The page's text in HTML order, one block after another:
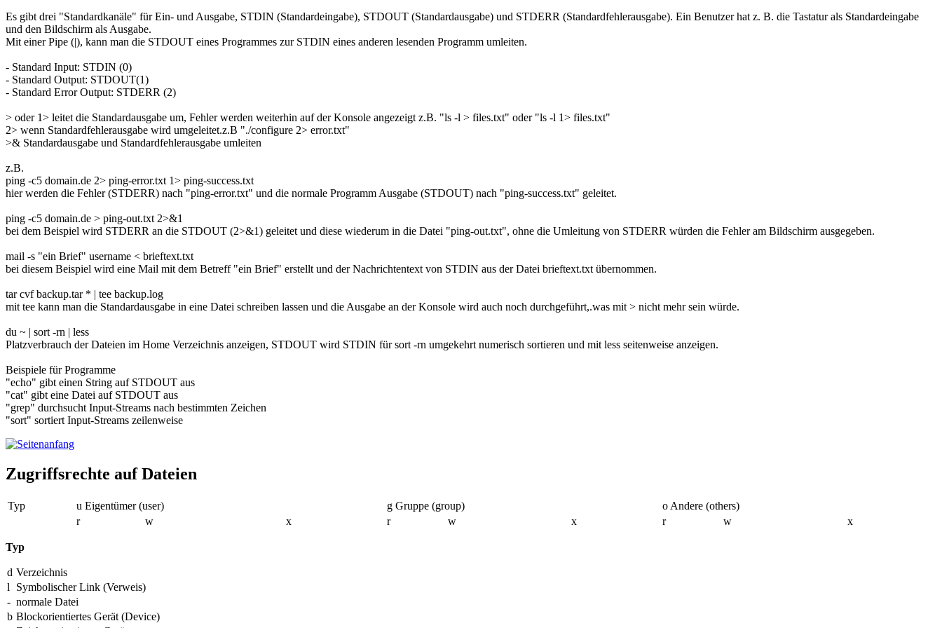
Es gibt drei "Standardkanäle" für Ein- und Ausgabe, STDIN (Standardeingabe), STDOUT (Standardausgabe) und STDERR (Standardfehlerausgabe). Ein Benutzer hat z. B. die Tastatur als Standardeingabe
und den Bildschirm als Ausgabe.
Mit einer Pipe (|), kann man die STDOUT eines Programmes zur STDIN eines anderen lesenden Programm umleiten.
- Standard Input: STDIN (0)
- Standard Output: STDOUT(1)
- Standard Error Output: STDERR (2)
> oder 1> leitet die Standardausgabe um, Fehler werden weiterhin auf der Konsole angezeigt z.B. "ls -l > files.txt" oder "ls -l 1> files.txt"
2> wenn Standardfehlerausgabe wird umgeleitet.z.B "./configure 2> error.txt"
>& Standardausgabe und Standardfehlerausgabe umleiten
z.B.
ping -c5 domain.de 2> ping-error.txt 1> ping-success.txt
hier werden die Fehler (STDERR) nach "ping-error.txt" und die normale Programm Ausgabe (STDOUT) nach "ping-success.txt" geleitet.
ping -c5 domain.de > ping-out.txt 2>&1
bei dem Beispiel wird STDERR an die STDOUT (2>&1) geleitet und diese wiederum in die Datei "ping-out.txt", ohne die Umleitung von STDERR würden die Fehler am Bildschirm ausgegeben.
mail -s "ein Brief" username < brieftext.txt
bei diesem Beispiel wird eine Mail mit dem Betreff "ein Brief" erstellt und der Nachrichtentext von STDIN aus der Datei brieftext.txt übernommen.
tar cvf backup.tar * | tee backup.log
mit tee kann man die Standardausgabe in eine Datei schreiben lassen und die Ausgabe an der Konsole wird auch noch durchgeführt,.was mit > nicht mehr sein würde.
du ~ | sort -rn | less
Platzverbrauch der Dateien im Home Verzeichnis anzeigen, STDOUT wird STDIN für sort -rn umgekehrt numerisch sortieren und mit less seitenweise anzeigen.
Beispiele für Programme
"echo" gibt einen String auf STDOUT aus
"cat" gibt eine Datei auf STDOUT aus
"grep" durchsucht Input-Streams nach bestimmten Zeichen
"sort" sortiert Input-Streams zeilenweise
Zugriffsrechte auf Dateien
Typ u Eigentümer (user) g Gruppe (group)
o Andere (others)
r
w x r w x r w x
Typ
d Verzeichnis
l
Symbolischer Link (Verweis)
- normale Datei
b Blockorientiertes Gerät (Device)